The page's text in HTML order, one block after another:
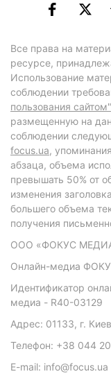
Все права на
ресурсе,
Использование
соблюдении
пользования сайтом"
размещенную на
соблюдении
focus.ua,
абзаца, объема
превышать 50% от
изменения
большего объема
получения
ООО «ФОКУС
Онлайн-медиа
Идентификатор
медиа - R40-03129
Адрес: 01133, г.
Телефон: +38 044
E-mail: info@focus.ua